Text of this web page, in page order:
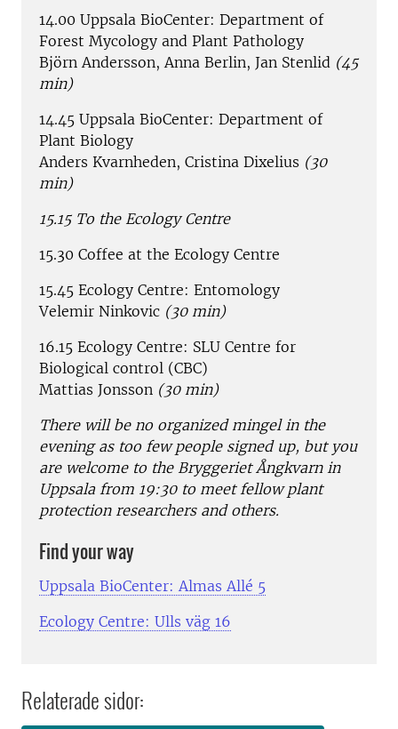
14.00 Uppsala BioCenter: Department of
Forest Mycology and Plant Pathology
Björn Andersson, Anna Berlin, Jan Stenlid (45
min)
14.45 Uppsala BioCenter: Department of
Plant Biology
Anders Kvarnheden, Cristina Dixelius (30
min)
15.15 To the Ecology Centre
15.30 Coffee at the Ecology Centre
15.45 Ecology Centre: Entomology
Velemir Ninkovic (30 min)
16.15 Ecology Centre: SLU Centre for
Biological control (CBC)
Mattias Jonsson (30 min)
There will be no organized mingel in the
evening as too few people signed up, but you
are welcome to the Bryggeriet Ångkvarn in
Uppsala from 19:30 to meet fellow plant
protection researchers and others.
Find your way
Uppsala BioCenter: Almas Allé 5
Ecology Centre: Ulls väg 16
Relaterade sidor: